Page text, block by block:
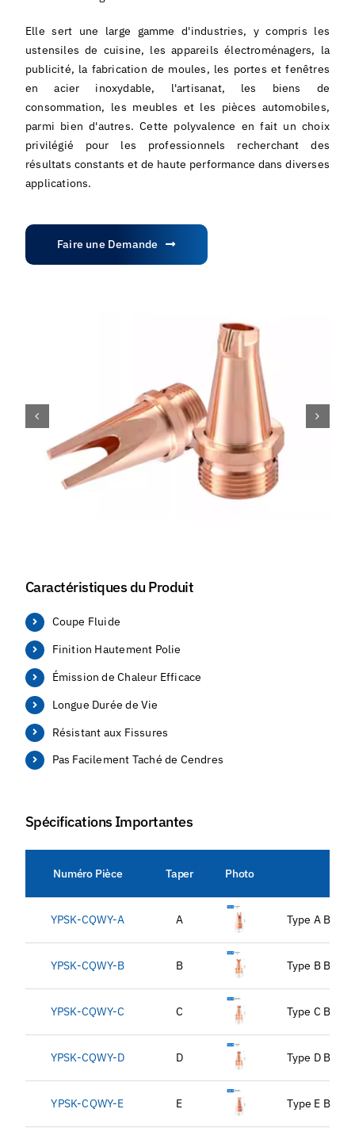
Elle sert une large gamme d'industries, y compris les
ustensiles de cuisine, les appareils électroménagers, la
publicité, la fabrication de moules, les portes et fenêtres
en acier inoxydable, l'artisanat, les biens de
consommation, les meubles et les pièces automobiles,
parmi bien d'autres. Cette polyvalence en fait un choix
privilégié pour les professionnels recherchant des
résultats constants et de haute performance dans diverses
applications.
Faire une Demande
Caractéristiques du Produit
Coupe Fluide
Finition Hautement Polie
Émission de Chaleur Efficace
Longue Durée de Vie
Résistant aux Fissures
Pas Facilement Taché de Cendres
Spécifications Importantes
Numéro Pièce Taper Photo
YPSK-CQWY-A A Type A
YPSK-CQWY-B B Type B
YPSK-CQWY-C C Type C
YPSK-CQWY-D D Type D
YPSK-CQWY-E E Type E